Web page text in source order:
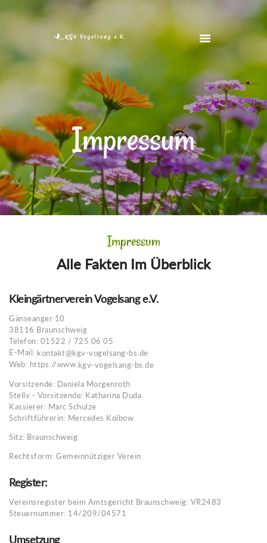
Impressum
STARTSEITE
VEREIN
VEREINSHEIM
FOTOS
FREIE GÄRTEN
KONTAKT
Impressum
Alle Fakten Im Überblick
Kleingärtnerverein Vogelsang e.V.
Gänseanger 10
38116 Braunschweig
Telefon: 01522 / 725 06 05
E-Mail: kontakt@kgv-vogelsang-bs.de
Web: https://www.kgv-vogelsang-bs.de
Vorsitzende: Daniela Morgenroth
Stellv.- Vorsitzende: Katharina Duda
Kassierer: Marc Schulze
Schriftführerin: Mercedes Kolbow
Sitz: Braunschweig
Rechtsform: Gemeinnütziger Verein
Register:
Vereinsregister beim Amtsgericht Braunschweig: VR2483
Steuernummer: 14/209/04571
Umsetzung